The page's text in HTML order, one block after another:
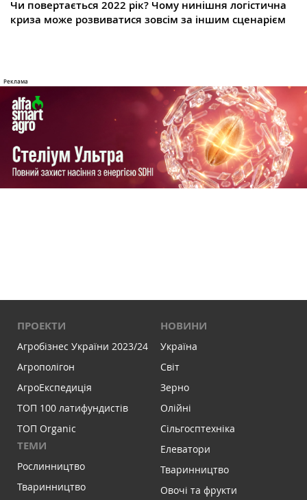
Чи повертається 2022 рік? Чому нинішня логістична
криза може розвиватися зовсім за іншим сценарієм
ПРОЕКТИ
Агробізнес України 2023/24
Агрополігон
АгроЕкспедиція
ТОП 100 латифундистів
ТОП Organic
ТЕМИ
Рослинництво
Тваринництво
НОВИНИ
Україна
Світ
Зерно
Олійні
Сільгосптехніка
Елеватори
Тваринництво
Овочі та фрукти